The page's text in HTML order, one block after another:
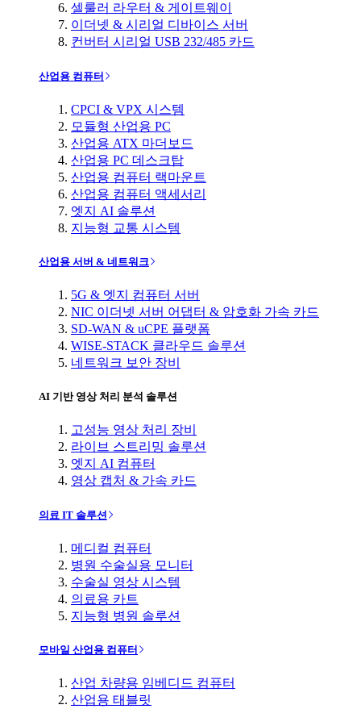
셀룰러 라우터 & 게이트웨이
이더넷 & 시리얼 디바이스 서버
컨버터 시리얼 USB 232/485 카드
산업용 컴퓨터
CPCI & VPX 시스템
모듈형 산업용 PC
산업용 ATX 마더보드
산업용 PC 데스크탑
산업용 컴퓨터 랙마운트
산업용 컴퓨터 액세서리
엣지 AI 솔루션
지능형 교통 시스템
산업용 서버 & 네트워크
5G & 엣지 컴퓨터 서버
NIC 이더넷 서버 어댑터 & 암호화 가속 카드
SD-WAN & uCPE 플랫폼
WISE-STACK 클라우드 솔루션
네트워크 보안 장비
AI 기반 영상 처리 분석 솔루션
고성능 영상 처리 장비
라이브 스트리밍 솔루션
엣지 AI 컴퓨터
영상 캡처 & 가속 카드
의료 IT 솔루션
메디컬 컴퓨터
병원 수술실용 모니터
수술실 영상 시스템
의료용 카트
지능형 병원 솔루션
모바일 산업용 컴퓨터
산업 차량용 임베디드 컴퓨터
산업용 태블릿